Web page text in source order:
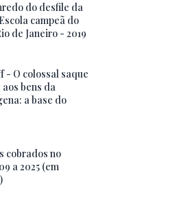
do desfile da
campeã do
de Janeiro - 2019
- O colossal saque
bens da
a base do
cobrados no
a 2025 (em